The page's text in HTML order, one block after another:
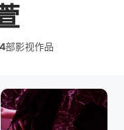
4部影视作品